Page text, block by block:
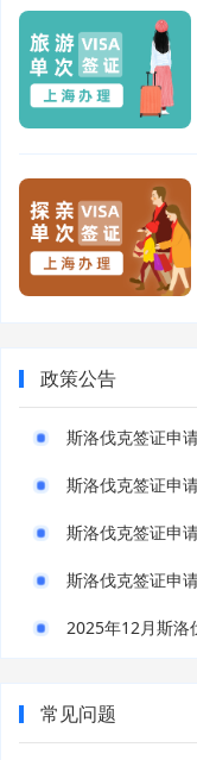
政策公告
斯洛伐克签证申
斯洛伐克签证申
2025年12月斯洛
常见问题